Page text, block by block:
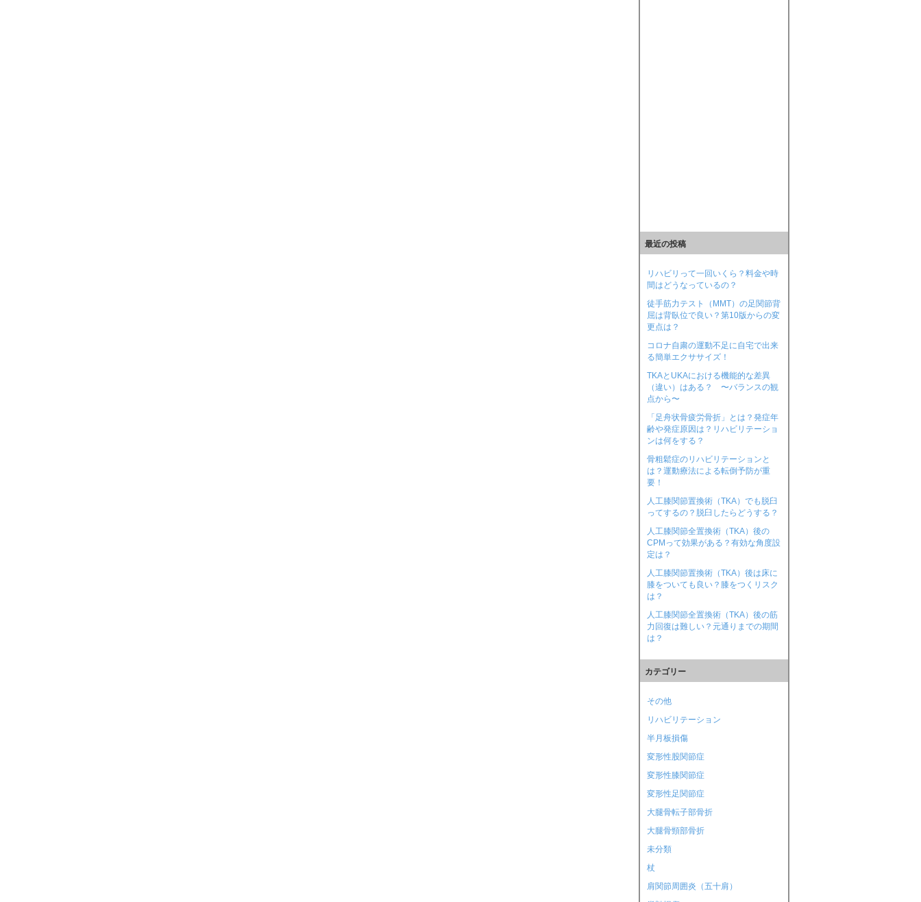
最近の投稿
リハビリって一回いくら？料金や時
間はどうなっているの？
徒手筋力テスト（MMT）の足関節背
屈は背臥位で良い？第10版からの変
更点は？
コロナ自粛の運動不足に自宅で出来
る簡単エクササイズ！
TKAとUKAにおける機能的な差異
（違い）はある？ 〜バランスの観
点から〜
「足舟状骨疲労骨折」とは？発症年
齢や発症原因は？リハビリテーショ
ンは何をする？
骨粗鬆症のリハビリテーションと
は？運動療法による転倒予防が重
要！
人工膝関節置換術（TKA）でも脱臼
ってするの？脱臼したらどうする？
人工膝関節全置換術（TKA）後の
CPMって効果がある？有効な角度設
定は？
人工膝関節置換術（TKA）後は床に
膝をついても良い？膝をつくリスク
は？
人工膝関節全置換術（TKA）後の筋
力回復は難しい？元通りまでの期間
は？
カテゴリー
その他
リハビリテーション
半月板損傷
変形性股関節症
変形性膝関節症
変形性足関節症
大腿骨転子部骨折
大腿骨頸部骨折
未分類
杖
肩関節周囲炎（五十肩）